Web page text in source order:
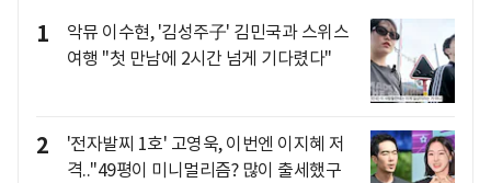
1
악뮤 이수현, '김성주子' 김민국과 스위스
여행 "첫 만남에 2시간 넘게 기다렸다"
2
'전자발찌 1호' 고영욱, 이번엔 이지혜 저
격.."49평이 미니멀리즘? 많이 출세했구